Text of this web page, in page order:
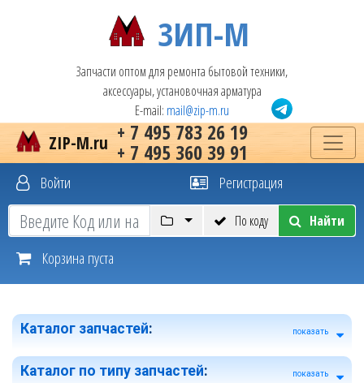
ЗИП-М
Запчасти оптом для ремонта бытовой техники,
аксессуары, установочная арматура
E-mail: mail@zip-m.ru
+ 7 495 783 26 19
+ 7 495 360 39 91
ZIP-M.ru
Войти Регистрация
По коду Найти
Корзина пуста
Каталог запчастей: показать
Каталог по типу запчастей: показать